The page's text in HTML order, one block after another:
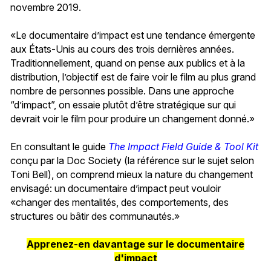
novembre 2019.
«Le documentaire d’impact est une tendance émergente
aux États-Unis au cours des trois dernières années.
Traditionnellement, quand on pense aux publics et à la
distribution, l’objectif est de faire voir le film au plus grand
nombre de personnes possible. Dans une approche
“d’impact”, on essaie plutôt d’être stratégique sur qui
devrait voir le film pour produire un changement donné.»
En consultant le guide The Impact Field Guide & Tool Kit
conçu par la Doc Society (la référence sur le sujet selon
Toni Bell), on comprend mieux la nature du changement
envisagé: un documentaire d’impact peut vouloir
«changer des mentalités, des comportements, des
structures ou bâtir des communautés.»
Apprenez-en davantage sur le documentaire
d'impact